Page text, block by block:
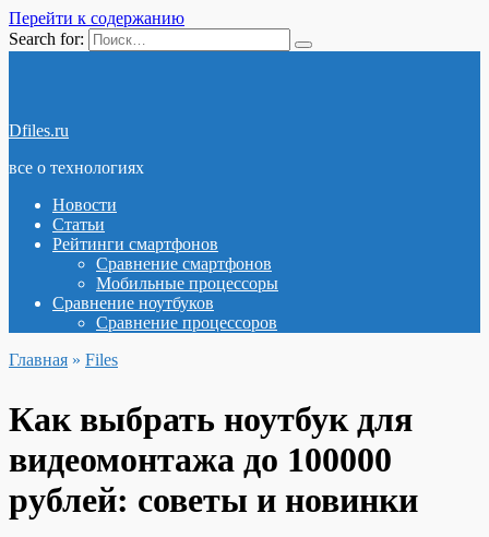
Перейти к содержанию
Search for:
Dfiles.ru
все о технологиях
Новости
Статьи
Рейтинги смартфонов
Сравнение смартфонов
Мобильные процессоры
Сравнение ноутбуков
Сравнение процессоров
Главная » Files
Как выбрать ноутбук для
видеомонтажа до 100000
рублей: советы и новинки